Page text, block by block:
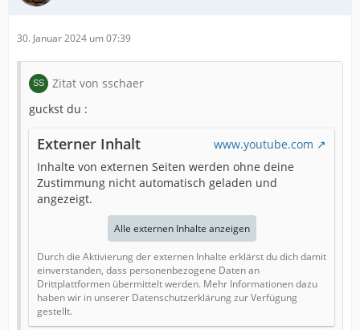
30. Januar 2024 um 07:39
Zitat von sschaer
guckst du :
Externer Inhalt
www.youtube.com
Inhalte von externen Seiten werden ohne deine
Zustimmung nicht automatisch geladen und
angezeigt.
Alle externen Inhalte anzeigen
Durch die Aktivierung der externen Inhalte erklärst du dich damit
einverstanden, dass personenbezogene Daten an
Drittplattformen übermittelt werden. Mehr Informationen dazu
haben wir in unserer Datenschutzerklärung zur Verfügung
gestellt.